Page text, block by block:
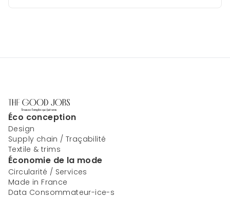
Éco conception
Design
Supply chain / Traçabilité
Textile & trims
Économie de la mode
Circularité / Services
Made in France
Data Consommateur-ice-s